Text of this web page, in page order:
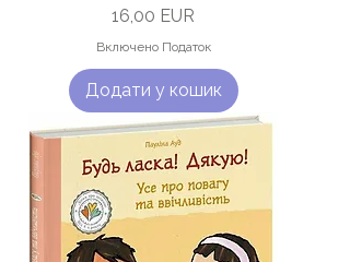
Ціна
16,00 EUR
Включено Податок
Додати у кошик